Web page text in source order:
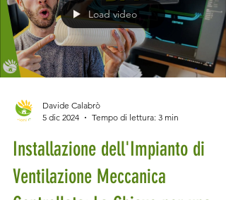
Load video
Davide Calabrò
5 dic 2024
Tempo di lettura: 3 min
Installazione dell'Impianto di